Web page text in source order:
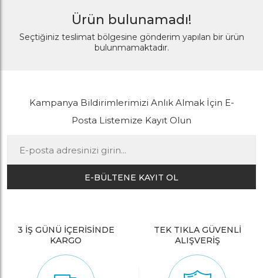
Ürün bulunamadı!
Seçtiğiniz teslimat bölgesine gönderim yapılan bir ürün
bulunmamaktadır.
Kampanya Bildirimlerimizi Anlık Almak İçin E-
Posta Listemize Kayıt Olun
E-BÜLTENE KAYIT OL
3 İŞ GÜNÜ İÇERİSİNDE
KARGO
TEK TIKLA GÜVENLİ
ALIŞVERİŞ